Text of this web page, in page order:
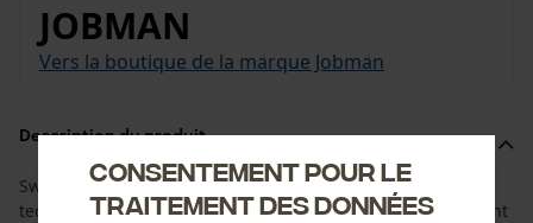
JOBMAN
Vers la boutique de la marque Jobman
Description du produit
Sweat-shirt à capuche agréablement léger, en matière
technique douce, avec doublure polaire. Convient également
Consentement pour le
traitement des données